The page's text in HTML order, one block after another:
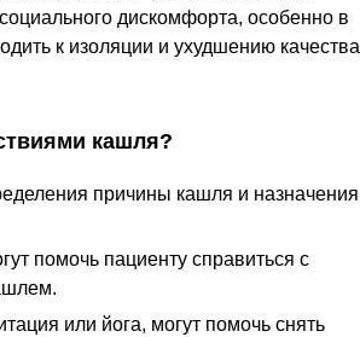
дискомфорта, особенно в
к изоляции и ухудшению качества
кашля?
причины кашля и назначения
помочь пациенту справиться с
или йога, могут помочь снять